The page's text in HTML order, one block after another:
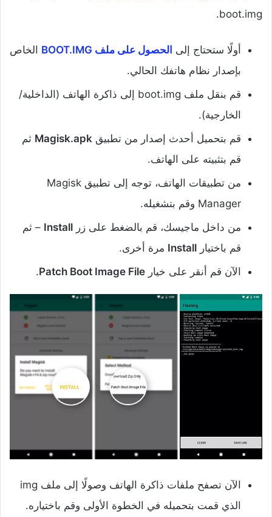
boot.img.
أولًا ستحتاج إلى الحصول على ملف BOOT.IMG
الخاص
بإصدار نظام هاتفك الحالي.
قم بنقل ملف boot.img إلى ذاكرة الهاتف (الداخلية/
الخارجية).
قم بتحميل أحدث إصدار من تطبيق Magisk.apk ثم
قم بتثبيته على الهاتف.
من تطبيقات الهاتف، توجه إلى تطبيق Magisk
Manager وقم بتشغيله.
من داخل ماجيسك، قم بالضغط على زر Install – ثم
قم باختيار Install مرة أخرى.
الآن قم أنقر على خيار Patch Boot Image File
.
الآن تصفح ملفات ذاكرة الهاتف وصولًا إلى ملف img
الذي قمت بتحميله في الخطوة الأولى وقم باختياره.